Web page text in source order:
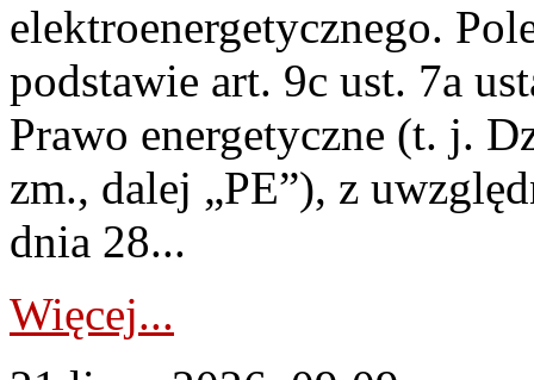
elektroenergetycznego.
podstawie art. 9c ust. 7a
Prawo energetyczne (t. j.
zm., dalej „PE”), z
dnia 28...
Więcej...